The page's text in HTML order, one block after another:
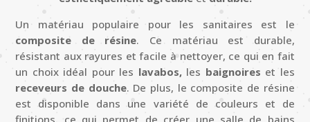
Un matériau populaire pour les sanitaires est le
composite de résine. Ce matériau est durable,
résistant aux rayures et facile à nettoyer, ce qui en fait
un choix idéal pour les lavabos,les baignoires et les
receveurs de douche. De plus, le composite de résine
est disponible dans une variété de couleurs et de